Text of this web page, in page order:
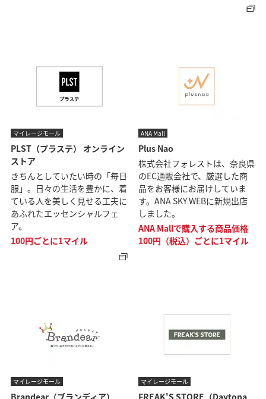
マイレージモール
PLST（プラステ） オンライン
ストア
きちんとしていたい時の「毎日
服」。日々の生活を豊かに、着
ている人を美しく見せる工夫に
あふれたエッセンシャルフェ
ア。
100円ごとに1マイル
ANA Mall
Plus Nao
株式会社フォレストは、奈良県
のEC通販会社で、厳選した商
品をお客様にお届けしていま
す。ANA SKY WEBに新規出店
しました。
ANA Mallで購入する商品価格
100円（税込）ごとに1マイル
マイレージモール マイレージモール